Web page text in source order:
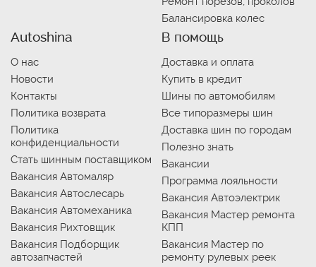
Балансировка колес
Autoshina
О нас
Новости
Контакты
Политика возврата
Политика
конфиденциальности
Стать шинным поставщиком
Вакансия Автомаляр
Вакансия Автослесарь
Вакансия Автомеханика
Вакансия Рихтовщик
Вакансия Подборщик
автозапчастей
В помощь
Доставка и оплата
Купить в кредит
Шины по автомобилям
Все типоразмеры шин
Доставка шин по городам
Полезно знать
Вакансии
Программа лояльности
Вакансия Автоэлектрик
Вакансия Мастер ремонта
КПП
Вакансия Мастер по
ремонту рулевых реек